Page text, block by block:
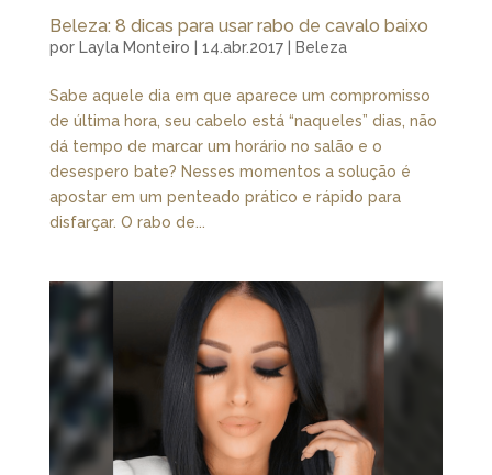
Beleza: 8 dicas para usar rabo de cavalo baixo
por Layla Monteiro 14.abr.2017| Beleza
Sabe aquele dia em que aparece um compromisso
de última hora, seu cabelo está “naqueles” dias, não
dá tempo de marcar um horário no salão e o
desespero bate? Nesses momentos a solução é
apostar em um penteado prático e rápido para
disfarçar. O rabo de...